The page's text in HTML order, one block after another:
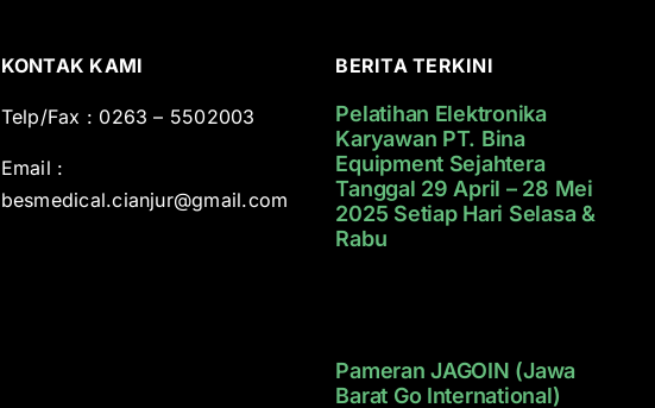
KONTAK KAMI
Telp/Fax : 0263 – 5502003
Email :
besmedical.cianjur@gmail.com
BERITA TERKINI
Pelatihan Elektronika
Karyawan PT. Bina
Equipment Sejahtera
Tanggal 29 April – 28 Mei
2025 Setiap Hari Selasa &
Rabu
Pameran JAGOIN (Jawa
Barat Go International)